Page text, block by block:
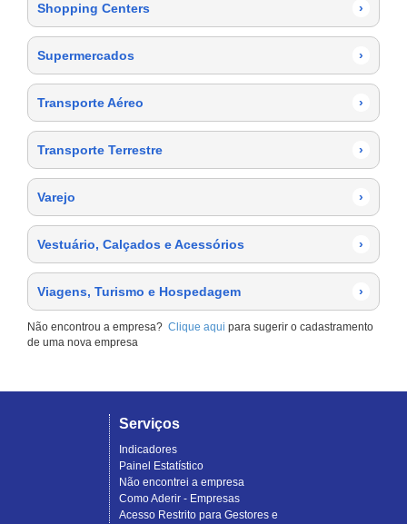
Shopping Centers ›
Supermercados ›
Transporte Aéreo ›
Transporte Terrestre ›
Varejo ›
Vestuário, Calçados e Acessórios ›
Viagens, Turismo e Hospedagem ›
Não encontrou a empresa? Clique aqui para sugerir o cadastramento
de uma nova empresa
Serviços
Indicadores
Painel Estatístico
Não encontrei a empresa
Como Aderir - Empresas
Acesso Restrito para Gestores e